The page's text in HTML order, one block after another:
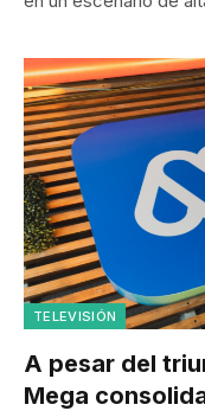
TELEVISIÓN
A pesar del
Mega